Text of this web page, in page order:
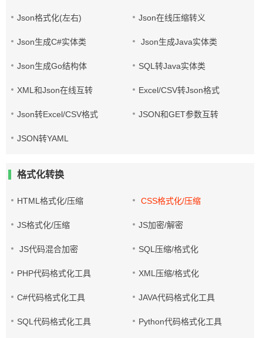
Json格式化(左右) Json在线压缩转义
Json生成C#实体类 Json生成Java实体类
Json生成Go结构体 SQL转Java实体类
XML和Json在线互转 Excel/CSV转Json格式
Json转Excel/CSV格式 JSON和GET参数互转
JSON转YAML
格式化转换
HTML格式化/压缩 CSS格式化/压缩
JS格式化/压缩 JS加密/解密
JS代码混合加密 SQL压缩/格式化
PHP代码格式化工具 XML压缩/格式化
C#代码格式化工具 JAVA代码格式化工具
SQL代码格式化工具 Python代码格式化工具